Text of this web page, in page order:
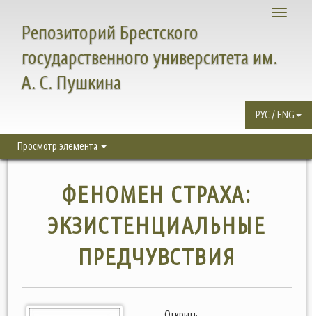
Toggle
Репозиторий Брестского
государственного университета им.
А. С. Пушкина
РУС / ENG
Просмотр элемента
ФЕНОМЕН СТРАХА:
ЭКЗИСТЕНЦИАЛЬНЫЕ
ПРЕДЧУВСТВИЯ